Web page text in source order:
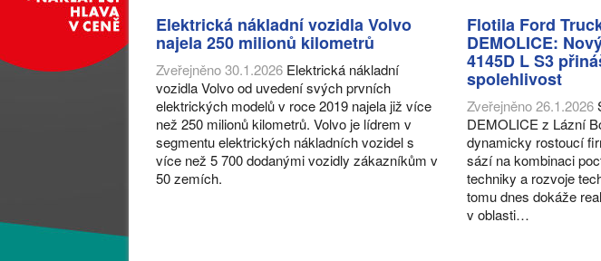
Elektrická nákladní vozidla Volvo
najela 250 milionů kilometrů
Zveřejněno 30.1.2026 Elektrická nákladní
vozidla Volvo od uvedení svých prvních
elektrických modelů v roce 2019 najela již více
než 250 milionů kilometrů. Volvo je lídrem v
segmentu elektrických nákladních vozidel s
více než 5 700 dodanými vozidly zákazníkům v
50 zemích.
Flotila Ford
DEMOLICE:
4145D L S3
spolehlivost
Zveřejněno 26.1.2026
DEMOLICE z Lázní
dynamicky rostoucí
sází na kombinaci
techniky a rozvoje
tomu dnes dokáže
v oblasti…